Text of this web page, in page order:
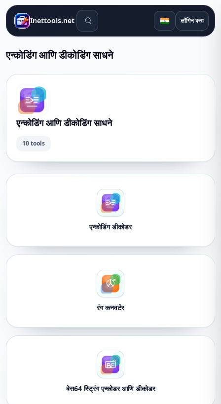
Inettools.net शोध साधने 🇮🇳 लॉगिन करा
एन्कोडिंग आणि डीकोडिंग साधने
एन्कोडिंग आणि डीकोडिंग साधने
10 tools
एन्कोडिंग डीकोडर
रंग कनवर्टर
बेस64 स्ट्रिंग एन्कोडर आणि डीकोडर